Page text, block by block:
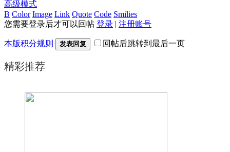
高级模式
B Color Image Link Quote Code Smilies
您需要登录后才可以回帖 登录 | 注册账号
本版积分规则 发表回复 回帖后跳转到最后一页
精彩推荐